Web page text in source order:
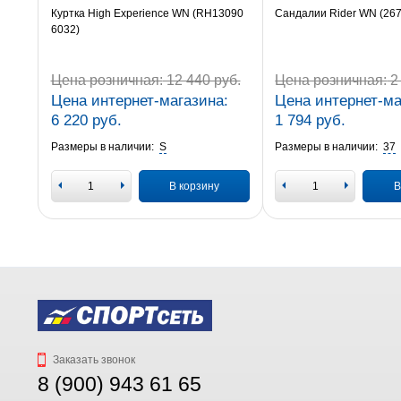
Куртка High Experience WN (RH13090
6032)
Цена розничная:12 440 руб.
Цена интернет-магазина:
6 220 руб.
Размеры в наличии: S
В корзину
Сандалии Rider WN
Цена розничная:2
Цена интернет-
1 794 руб.
Размеры в наличии: 37
Заказать звонок
8 (900) 943 61 65